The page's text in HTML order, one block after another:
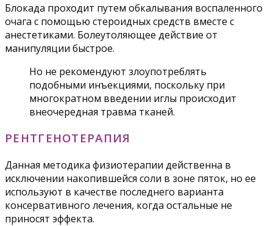
Блокада проходит путем обкалывания воспаленного
очага с помощью стероидных средств вместе с
анестетиками. Болеутоляющее действие от
манипуляции быстрое.
Но не рекомендуют злоупотреблять
подобными инъекциями, поскольку при
многократном введении иглы происходит
внеочередная травма тканей.
РЕНТГЕНОТЕРАПИЯ
Данная методика физиотерапии действенна в
исключении накопившейся соли в зоне пяток, но ее
используют в качестве последнего варианта
консервативного лечения, когда остальные не
приносят эффекта.